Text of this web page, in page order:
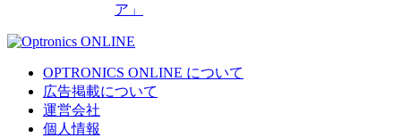
ア」
OPTRONICS ONLINE について
広告掲載について
運営会社
個人情報